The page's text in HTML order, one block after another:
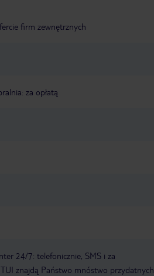
firm zewnętrznych
za opłatą
24/7: telefonicznie, SMS i za
znajdą Państwo mnóstwo przydatnych